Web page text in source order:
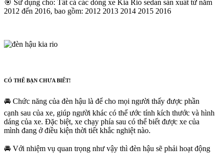
🎯 Sử dụng cho: Tất cả các dòng xe Kia Rio sedan sản xuất từ năm
2012 đến 2016, bao gồm: 2012 2013 2014 2015 2016
CÓ THỂ BẠN CHƯA BIẾT!
🚘 Chức năng của đèn hậu là để cho mọi người thấy được phần
cạnh sau của xe, giúp người khác có thể ước tính kích thước và hình
dáng của xe. Đặc biệt, xe chạy phía sau có thể biết được xe của
mình đang ở điều kiện thời tiết khắc nghiệt nào.
🚘 Với nhiệm vụ quan trọng như vậy thì đèn hậu sẽ phải hoạt động